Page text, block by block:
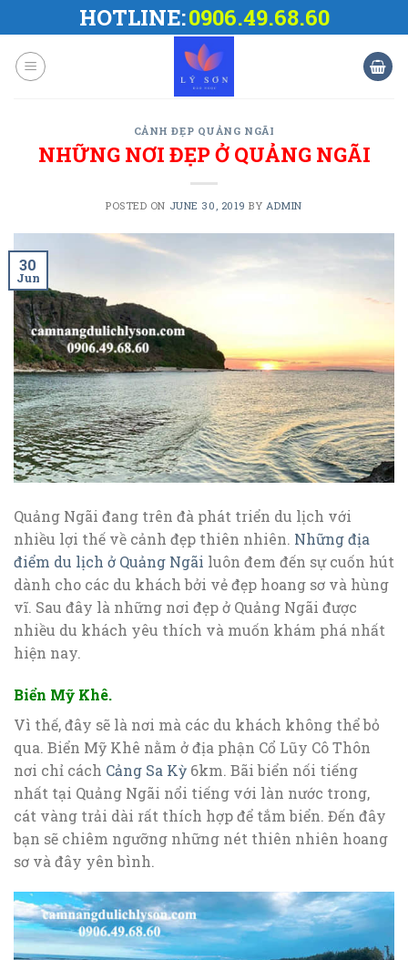
to
content
HOTLINE:0906.49.68.60
CẢNH ĐẸP QUẢNG NGÃI
NHỮNG NƠI ĐẸP Ở QUẢNG NGÃI
POSTED ON JUNE 30, 2019 BY ADMIN
30
Jun
Quảng Ngãi đang trên đà phát triển du lịch với
nhiều lợi thế về cảnh đẹp thiên nhiên. Những địa
điểm du lịch ở Quảng Ngãi luôn đem đến sự cuốn hút
dành cho các du khách bởi vẻ đẹp hoang sơ và hùng
vĩ. Sau đây là những nơi đẹp ở Quảng Ngãi được
nhiều du khách yêu thích và muốn khám phá nhất
hiện nay.
Biển Mỹ Khê.
Vì thế, đây sẽ là nơi mà các du khách không thể bỏ
qua. Biển Mỹ Khê nằm ở địa phận Cổ Lũy Cô Thôn
nơi chỉ cách Cảng Sa Kỳ 6km. Bãi biển nối tiếng
nhất tại Quảng Ngãi nổi tiếng với làn nước trong,
cát vàng trải dài rất thích hợp để tắm biển. Đến đây
bạn sẽ chiêm ngưỡng những nét thiên nhiên hoang
sơ và đây yên bình.